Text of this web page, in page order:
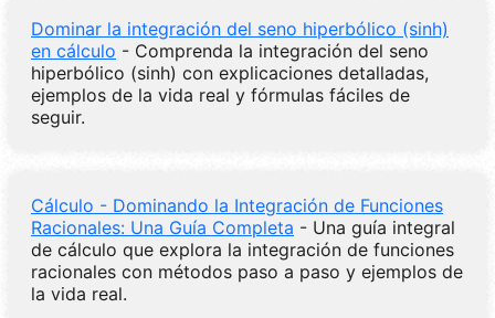
Dominar la integración del seno hiperbólico (sinh)
en cálculo - Comprenda la integración del seno
hiperbólico (sinh) con explicaciones detalladas,
ejemplos de la vida real y fórmulas fáciles de
seguir.
Cálculo - Dominando la Integración de Funciones
Racionales: Una Guía Completa - Una guía integral
de cálculo que explora la integración de funciones
racionales con métodos paso a paso y ejemplos de
la vida real.